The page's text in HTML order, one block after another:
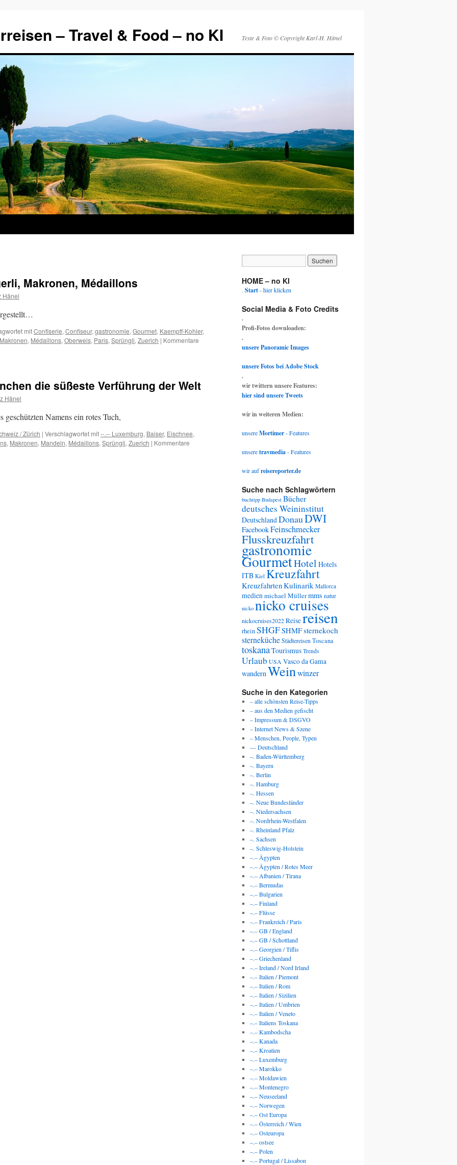
– Travel & Food – no KI Texte & Foto © Copyright Karl-H. Hänel
Makronen, Médaillons
Hänel
mitConfiserie, Confiseur, gastronomie, Gourmet, Kaempff-Kohler,
Makronen, Médaillons, Oberweis, Paris, Sprüngli, Zuerich | Kommentare
die süßeste Verführung der Welt
Hänel
Namens ein rotes Tuch,
/ Zürich | Verschlagwortet mit--.-- Luxemburg, Baiser, Eischnee,
, Makronen, Mandeln, Médaillons, Sprüngli, Zuerich | Kommentare
HOME – no KI
. Start- hier klicken
Social Media & Foto Credits
.
Profi-Fotos downloaden:
.
unsere Panoramic Images
unsere Fotos bei Adobe Stock
.
wir twittern unsere Features:
hier sind unsere Tweets
wir in weiteren Medien:
unsereMortimer- Features
unseretravmedia- Features
wir aufreisereporter.de
Suche nach Schlagwörtern
buchtipp Budapest Bücher
deutsches Weininstitut
DeutschlandDonauDWI
FacebookFeinschmecker
Flusskreuzfahrt
gastronomie
GourmetHotel Hotels
ITB Kiel Kreuzfahrt
KreuzfahrtenKulinarik Mallorca
medienmichael Müllermms natur
nicko nicko cruises
nickocruises2022Reisereisen
rheinSHGFSHMFsternekoch
sternekücheStädtereisenToscana
toskanaTourismus Trends
Urlaub USA Vasco da Gama
wandernWeinwinzer
Suche in den Kategorien
– alle schönsten Reise-Tipps
– aus den Medien gefischt
– Impressum & DSGVO
– Internet News & Szene
– Menschen, People, Typen
— Deutschland
–. Baden-Württemberg
–. Bayern
–. Berlin
–. Hamburg
–. Hessen
–. Neue Bundesländer
–. Niedersachsen
–. Nordrhein-Westfalen
–. Rheinland Pfalz
–. Sachsen
–. Schleswig-Holstein
–.– Ägypten
–.– Ägypten / Rotes Meer
–.– Albanien / Tirana
–.– Bermudas
–.– Bulgarien
–.– Finland
–.– Flüsse
–.– Frankreich / Paris
–.– GB / England
–.– GB / Schottland
–.– Georgien / Tiflis
–.– Griechenland
–.– Ireland / Nord Irland
–.– Italien / Piemont
–.– Italien / Rom
–.– Italien / Sizilien
–.– Italien / Umbrien
–.– Italien / Veneto
–.– Italiens Toskana
–.– Kambodscha
–.– Kanada
–.– Kroatien
–.– Luxemburg
–.– Marokko
–.– Moldawien
–.– Montenegro
–.– Neuseeland
–.– Norwegen
–.– Ost Europa
–.– Österreich / Wien
–.– Osteuropa
–.– ostsee
–.– Polen
–.– Portugal / Lissabon